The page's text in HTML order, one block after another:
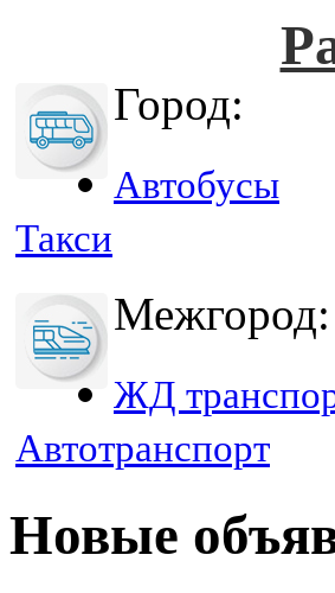
Город:
Автобусы
Такси
Межгород:
ЖД
Автотранспорт
Новые